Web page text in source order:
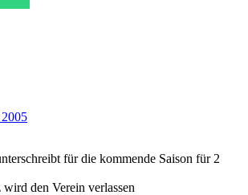
für die kommende Saison für 2
den Verein verlassen